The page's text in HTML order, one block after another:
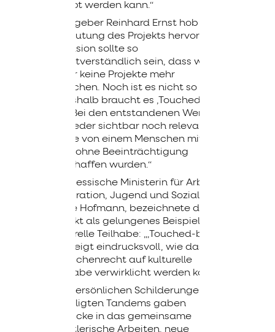
gelebt werden kann.“
Gastgeber Reinhard Ernst hob die
Bedeutung des Projekts hervor:
„Inklusion sollte so
selbstverständlich sein, dass wir
dafür keine Projekte mehr
brauchen. Noch ist es nicht so weit
– deshalb braucht es ‚Touched-by-
Art‘. Bei den entstandenen Werken
ist weder sichtbar noch relevant,
ob sie von einem Menschen mit
oder ohne Beeinträchtigung
geschaffen wurden.“
Die Hessische Ministerin für Arbeit,
Integration, Jugend und Soziales,
Heike Hofmann, bezeichnete das
Projekt als gelungenes Beispiel für
kulturelle Teilhabe: „‚Touched-by-
Art‘ zeigt eindrucksvoll, wie das
Menschenrecht auf kulturelle
Teilhabe verwirklicht werden kann.“
Die persönlichen Schilderungen der
beteiligten Tandems gaben
Einblicke in das gemeinsame
künstlerische Arbeiten, neue